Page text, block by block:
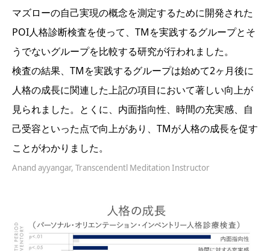
マズローの自己実現の概念を測定するために開発された
POI人格診断検査を使って、TMを実践するグループとそ
うでないグループを比較する研究が行われました。
検査の結果、TMを実践するグループは始めて2ヶ月後に
人格の成長に関連した上記の項目において著しい向上が
見られました。とくに、内面指向性、時間の充実感、自
己受容といった点で向上があり、TMが人格の成長を促す
ことがわかりました。
Anand ayyangar, Transcendentl Meditation Instructor